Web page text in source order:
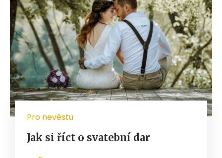
Pro nevěstu
Jak si říct o svatební dar